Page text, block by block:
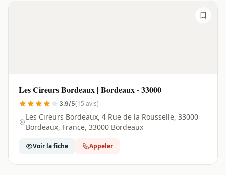
Les Cireurs Bordeaux | Bordeaux - 33000
3.9/5(15 avis)
Les Cireurs Bordeaux, 4 Rue de la Rousselle, 33000
Bordeaux, France, 33000 Bordeaux
Voir la fiche Appeler